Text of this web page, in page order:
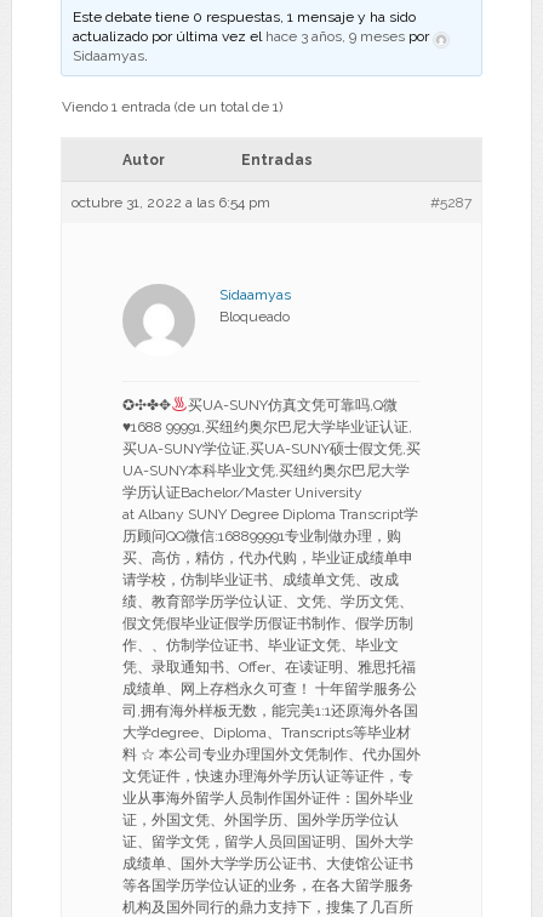
Este debate tiene 0 respuestas, 1 mensaje y ha sido
actualizado por última vez el hace 3 años, 9 meses por
Sidaamyas.
Viendo 1 entrada (de un total de 1)
Autor Entradas
octubre 31, 2022 a las 6:54 pm #5287
Sidaamyas
Bloqueado
✪✣✤✥
买UA-SUNY仿真文凭可靠吗,Q微
♥1688 99991,买纽约奥尔巴尼大学毕业证认证,
买UA-SUNY学位证,买UA-SUNY硕士假文凭,买
UA-SUNY本科毕业文凭,买纽约奥尔巴尼大学
学历认证Bachelor/Master University
at Albany SUNY Degree Diploma Transcript学
历顾问QQ微信:168899991专业制做办理，购
买、高仿，精仿，代办代购，毕业证成绩单申
请学校，仿制毕业证书、成绩单文凭、改成
绩、教育部学历学位认证、文凭、学历文凭、
假文凭假毕业证假学历假证书制作、假学历制
作、、仿制学位证书、毕业证文凭、毕业文
凭、录取通知书、Offer、在读证明、雅思托福
成绩单、网上存档永久可查！ 十年留学服务公
司,拥有海外样板无数，能完美1:1还原海外各国
大学degree、Diploma、Transcripts等毕业材
料 ☆ 本公司专业办理国外文凭制作、代办国外
文凭证件，快速办理海外学历认证等证件，专
业从事海外留学人员制作国外证件：国外毕业
证，外国文凭、外国学历、国外学历学位认
证、留学文凭，留学人员回国证明、国外大学
成绩单、国外大学学历公证书、大使馆公证书
等各国学历学位认证的业务，在各大留学服务
机构及国外同行的鼎力支持下，搜集了几百所